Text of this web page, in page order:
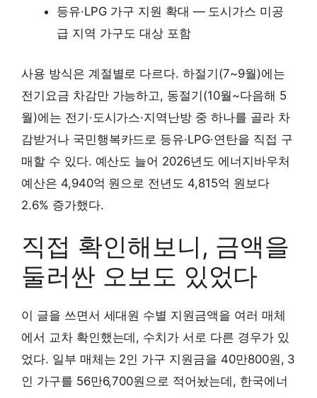
등유·LPG 가구 지원 확대 — 도시가스 미공
급 지역 가구도 대상 포함
사용 방식은 계절별로 다르다. 하절기(7~9월)에는
전기요금 차감만 가능하고, 동절기(10월~다음해 5
월)에는 전기·도시가스·지역난방 중 하나를 골라 차
감받거나 국민행복카드로 등유·LPG·연탄을 직접 구
매할 수 있다. 예산도 늘어 2026년도 에너지바우처
예산은 4,940억 원으로 전년도 4,815억 원보다
2.6% 증가했다.
직접 확인해보니, 금액을
둘러싼 오보도 있었다
이 글을 쓰면서 세대원 수별 지원금액을 여러 매체
에서 교차 확인했는데, 수치가 서로 다른 경우가 있
었다. 일부 매체는 2인 가구 지원금을 40만800원, 3
인 가구를 56만6,700원으로 적어놨는데, 한국에너